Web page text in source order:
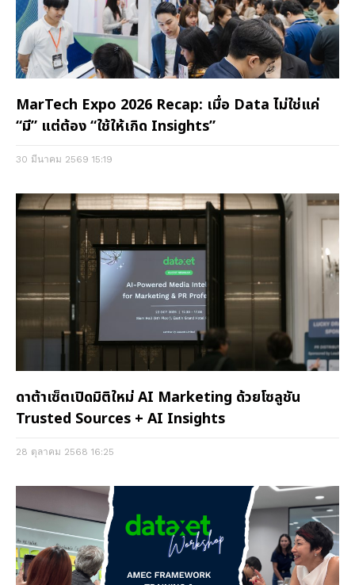
MarTech Expo 2026 Recap: เมื่อ Data ไม่ใช่แค่
“มี” แต่ต้อง “ใช้ให้เกิด Insights”
30 มีนาคม 2569 15:19
ดาต้าเซ็ตเปิดมิติใหม่ AI Marketing ด้วยโซลูชัน
Trusted Sources + AI Insights
28 ตุลาคม 2568 16:25